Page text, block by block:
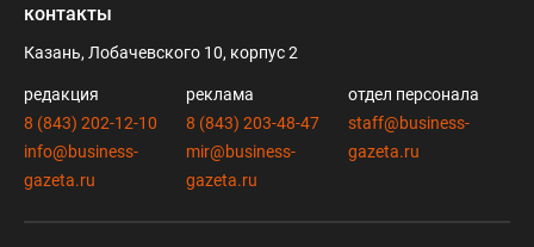
контакты
Казань, Лобачевского 10, корпус 2
редакция
8 (843) 202-12-10
info@business-
gazeta.ru
реклама
8 (843) 203-48-47
mir@business-
gazeta.ru
отдел персонала
staff@business-
gazeta.ru